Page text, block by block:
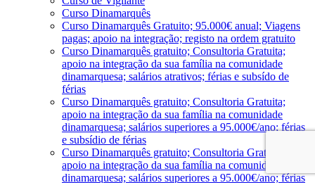
Curso Dinamarquês
Curso Dinamarquês Gratuito; 95.000€ anual; Viagens
pagas; apoio na integração; registo na ordem gratuito
Curso Dinamarquês gratuito; Consultoria Gratuita;
apoio na integração da sua família na comunidade
dinamarquesa; salários atrativos; férias e subsído de
férias
Curso Dinamarquês gratuito; Consultoria Gratuita;
apoio na integração da sua família na comunidade
dinamarquesa; salários superiores a 95.000€/ano; férias
e subsídio de férias
Curso Dinamarquês gratuito; Consultoria Gratuita;
apoio na integração da sua família na comunidade
dinamarquesa; salários superiores a 95.000€/ano; férias